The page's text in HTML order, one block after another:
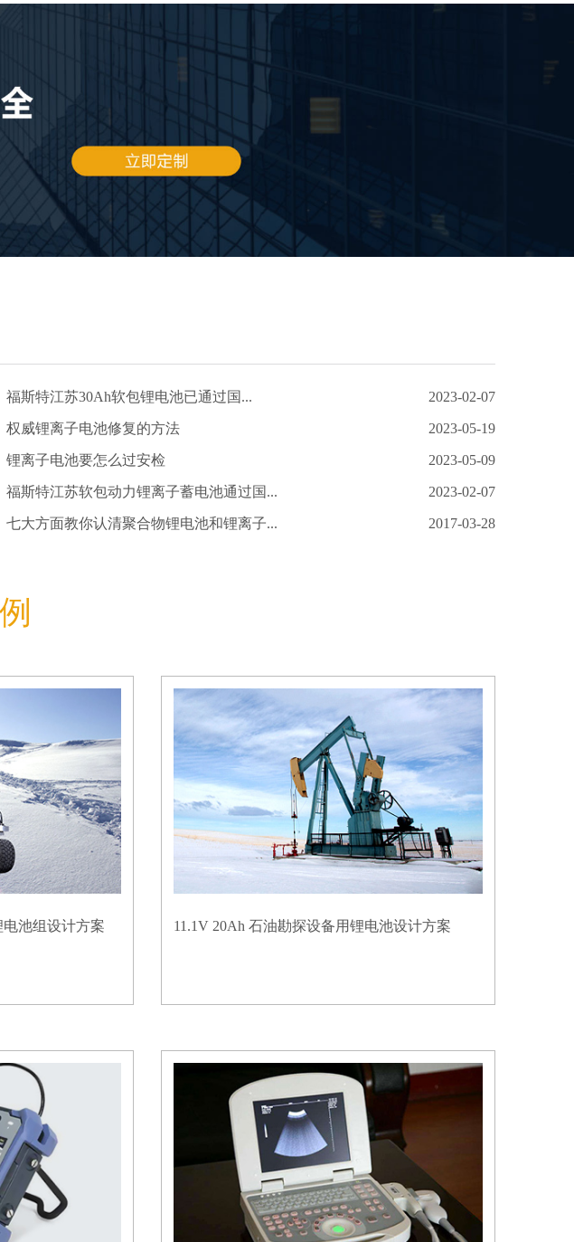
福斯特江苏30Ah软包锂电池已通过国... 2023-02-07
权威锂离子电池修复的方法 2023-05-19
锂离子电池要怎么过安检 2023-05-09
福斯特江苏软包动力锂离子蓄电池通过国... 2023-02-07
七大方面教你认清聚合物锂电池和锂离子... 2017-03-28
池组设计方案 11.1V 20Ah 石油勘探设备用锂电池设计方案